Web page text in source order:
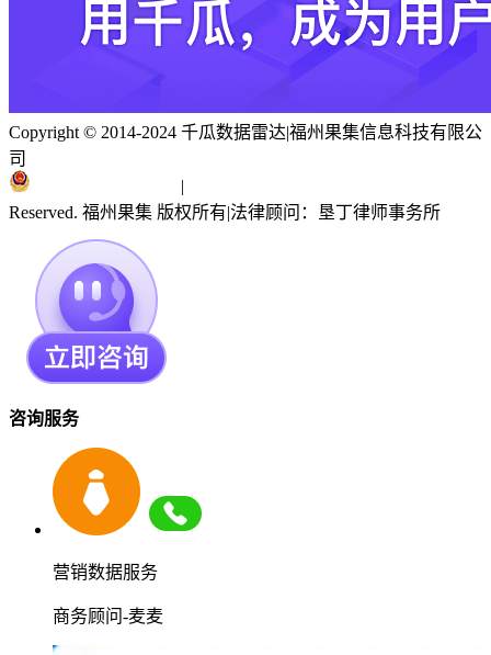
Copyright © 2014-2024 千瓜数据雷达|福州果集信息科技有限公
司
|
Reserved. 福州果集 版权所有|法律顾问：垦丁律师事务所
咨询服务
营销数据服务
商务顾问-麦麦